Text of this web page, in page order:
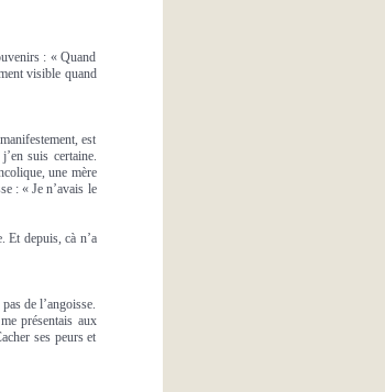
: « Quand
visible quand
est
suis certaine.
une mère
: « Je n’avais le
Et depuis, cà n’a
de l’angoisse.
présentais aux
ses peurs et